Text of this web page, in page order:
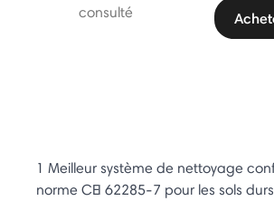
consulté
1 Meilleur système de nettoyage
norme CEI 62285-7 pour les sols